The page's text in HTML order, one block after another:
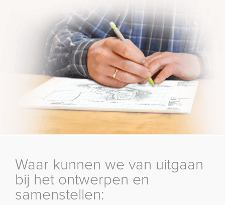
Waar kunnen we van uitgaan
bij het ontwerpen en
samenstellen: